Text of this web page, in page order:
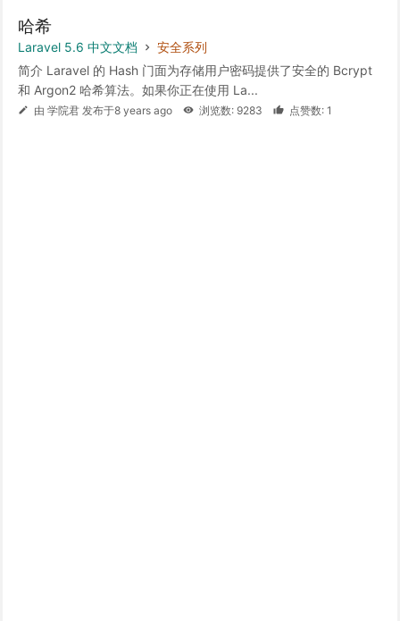
哈希
Laravel 5.6 中文文档
安全系列
简介 Laravel 的 Hash 门面为存储用户密码提供了安全的 Bcrypt
和 Argon2 哈希算法。如果你正在使用 La...
由 学院君 发布于8 years ago 浏览数: 9283 点赞数: 1